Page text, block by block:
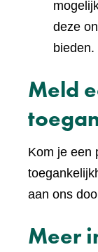
deze
bieden.
Meld
Kom je een
aan ons
Meer